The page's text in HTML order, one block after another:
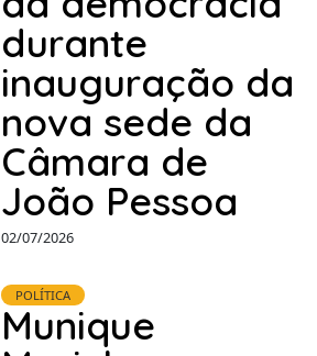
durante
inauguração da
nova sede da
Câmara de
João Pessoa
02/07/2026
POLÍTICA
Munique